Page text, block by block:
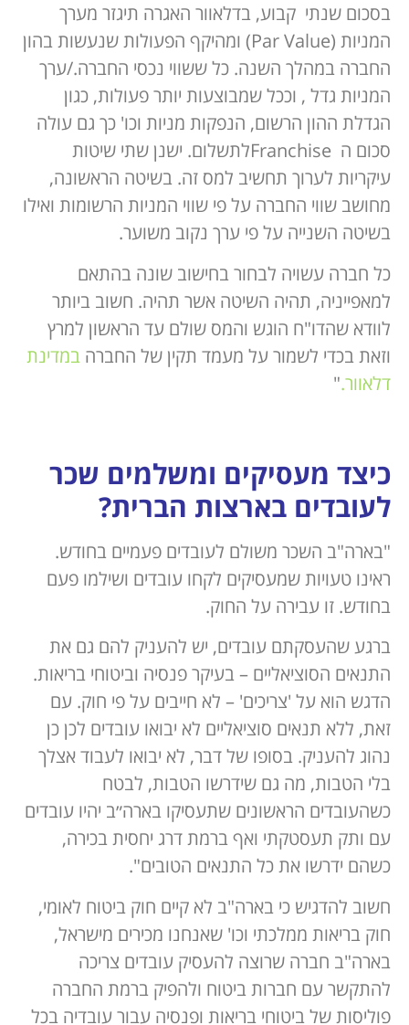
בסכום שנתי קבוע, בדלאוור האגרה תיגזר מערך
המניות (Par Value) ומהיקף הפעולות שנעשות בהון
החברה במהלך השנה. כל ששווי נכסי החברה./ערך
המניות גדל , וככל שמבוצעות יותר פעולות, כגון
הגדלת ההון הרשום, הנפקות מניות וכו' כך גם עולה
סכום ה Franchiseלתשלום. ישנן שתי שיטות
עיקריות לערוך תחשיב למס זה. בשיטה הראשונה,
מחושב שווי החברה על פי שווי המניות הרשומות ואילו
בשיטה השנייה על פי ערך נקוב משוער.
כל חברה עשויה לבחור בחישוב שונה בהתאם
למאפייניה, תהיה השיטה אשר תהיה. חשוב ביותר
לוודא שהדו"ח הוגש והמס שולם עד הראשון למרץ
וזאת בכדי לשמור על מעמד תקין של החברה במדינת
דלאוור."
כיצד מעסיקים ומשלמים שכר
לעובדים בארצות הברית?
"בארה"ב השכר משולם לעובדים פעמיים בחודש.
ראינו טעויות שמעסיקים לקחו עובדים ושילמו פעם
בחודש. זו עבירה על החוק.
ברגע שהעסקתם עובדים, יש להעניק להם גם את
התנאים הסוציאליים – בעיקר פנסיה וביטוחי בריאות.
הדגש הוא על 'צריכים' – לא חייבים על פי חוק. עם
זאת, ללא תנאים סוציאליים לא יבואו עובדים לכן כן
נהוג להעניק. בסופו של דבר, לא יבואו לעבוד אצלך
בלי הטבות, מה גם שידרשו הטבות, לבטח
כשהעובדים הראשונים שתעסיקו בארה״ב יהיו עובדים
עם ותק תעסטקתי ואף ברמת דרג יחסית בכירה,
כשהם ידרשו את כל התנאים הטובים".
חשוב להדגיש כי בארה"ב לא קיים חוק ביטוח לאומי,
חוק בריאות ממלכתי וכו' שאנחנו מכירים מישראל,
בארה"ב חברה שרוצה להעסיק עובדים צריכה
להתקשר עם חברות ביטוח ולהפיק ברמת החברה
פוליסות של ביטוחי בריאות ופנסיה עבור עובדיה בכל